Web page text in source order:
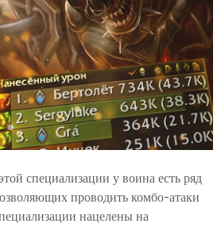
специализации у воина есть ряд
проводить комбо-атаки
нацелены на